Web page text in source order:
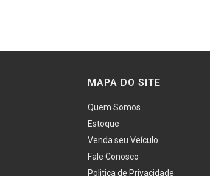
MAPA DO SITE
Quem Somos
Estoque
Venda seu Veículo
Fale Conosco
Politica de Privacidade